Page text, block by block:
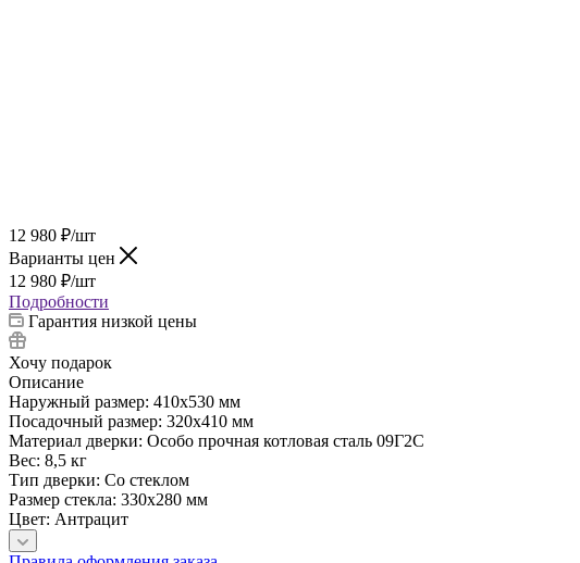
12 980 ₽/шт
Варианты цен
12 980 ₽/шт
Подробности
Гарантия низкой цены
Хочу подарок
Описание
Наружный размер: 410х530 мм
Посадочный размер: 320х410 мм
Материал дверки: Особо прочная котловая сталь 09Г2С
Вес: 8,5 кг
Тип дверки: Со стеклом
Размер стекла: 330х280 мм
Цвет: Антрацит